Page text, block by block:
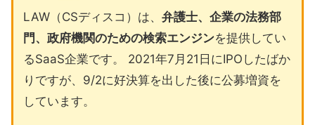
LAW（CSディスコ）は、 弁護士、企業の法務部
門、政府機関のための検索エンジンを提供してい
るSaaS企業です。 2021年7月21日にIPOしたばか
りですが、9/2に好決算を出した後に公募増資を
しています。